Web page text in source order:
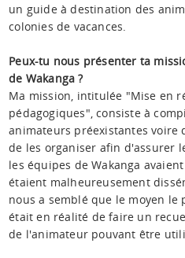
un guide à destination des
colonies de vacances.
Peux-tu nous présenter ta
de Wakanga ?
Ma mission, intitulée "Mise en
pédagogiques", consiste à
animateurs préexistantes voire
de les organiser afin d'assurer
les équipes de Wakanga
étaient malheureusement
nous a semblé que le moyen
était en réalité de faire un
de l'animateur pouvant être